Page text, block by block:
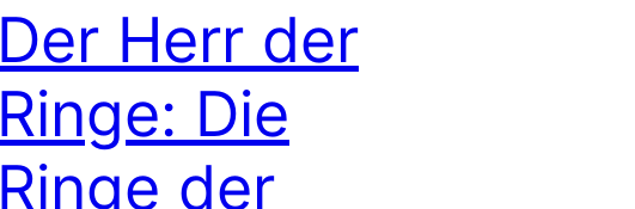
Der Herr der
Ringe: Die
Ringe der